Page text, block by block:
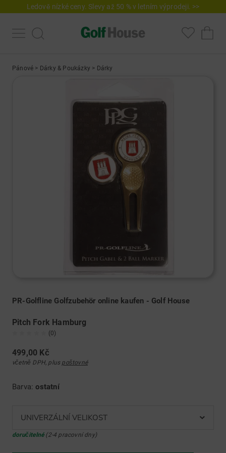
Ledově nízké ceny. Slevy až 50 % v letním výprodeji. >>
Pánové > Dárky & Poukázky > Dárky
PR-Golfline Golfzubehör online kaufen - Golf House
Pitch Fork Hamburg
(0)
499,00 Kč
včetně DPH, plus poštovné
Barva:ostatní
UNIVERZÁLNÍ VELIKOST
doručitelné(2-4 pracovní dny)